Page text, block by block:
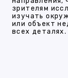
зрителям
изучать
или объект
всех деталях.